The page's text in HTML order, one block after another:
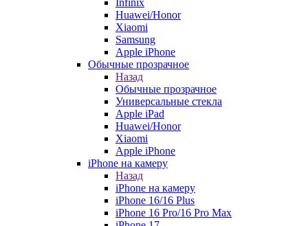
Infinix
Huawei/Honor
Xiaomi
Samsung
Apple iPhone
Обычные прозрачное
Назад
Обычные прозрачное
Универсальные стекла
Apple iPad
Huawei/Honor
Xiaomi
Apple iPhone
iPhone на камеру
Назад
iPhone на камеру
iPhone 16/16 Plus
iPhone 16 Pro/16 Pro Max